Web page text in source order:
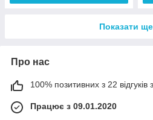
Показати ще
Про нас
100% позитивних з 22 відгуків
Працює з 09.01.2020